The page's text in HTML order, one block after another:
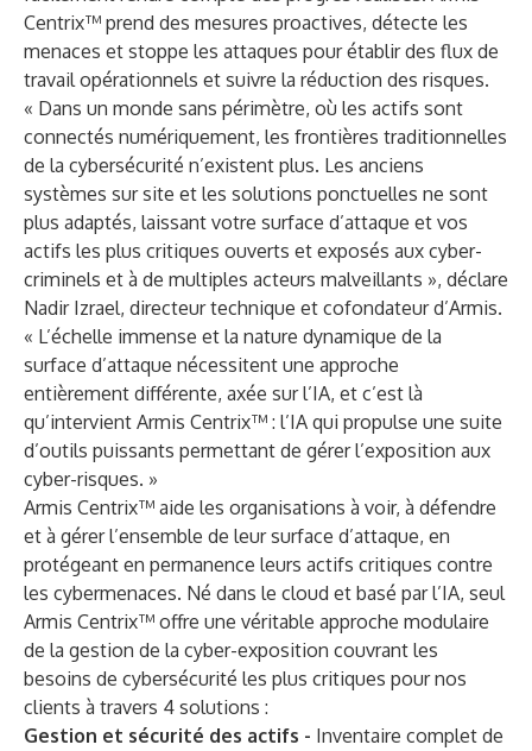
Centrix™ prend des mesures proactives, détecte les
menaces et stoppe les attaques pour établir des flux de
travail opérationnels et suivre la réduction des risques.
« Dans un monde sans périmètre, où les actifs sont
connectés numériquement, les frontières traditionnelles
de la cybersécurité n’existent plus. Les anciens
systèmes sur site et les solutions ponctuelles ne sont
plus adaptés, laissant votre surface d’attaque et vos
actifs les plus critiques ouverts et exposés aux cyber-
criminels et à de multiples acteurs malveillants », déclare
Nadir Izrael, directeur technique et cofondateur d’Armis.
« L’échelle immense et la nature dynamique de la
surface d’attaque nécessitent une approche
entièrement différente, axée sur l’IA, et c’est là
qu’intervient Armis Centrix™ : l’IA qui propulse une suite
d’outils puissants permettant de gérer l’exposition aux
cyber-risques. »
Armis Centrix™ aide les organisations à voir, à défendre
et à gérer l’ensemble de leur surface d’attaque, en
protégeant en permanence leurs actifs critiques contre
les cybermenaces. Né dans le cloud et basé par l’IA, seul
Armis Centrix™ offre une véritable approche modulaire
de la gestion de la cyber-exposition couvrant les
besoins de cybersécurité les plus critiques pour nos
clients à travers 4 solutions :
Gestion et sécurité des actifs - Inventaire complet de